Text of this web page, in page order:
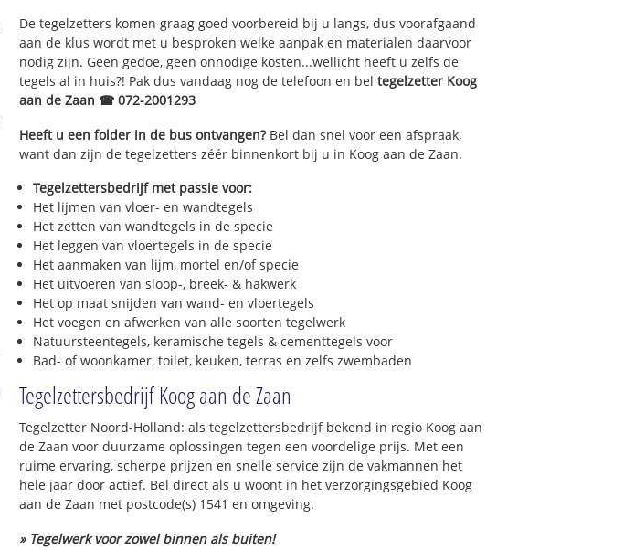
De tegelzetters komen graag goed voorbereid bij u langs, dus voorafgaand
aan de klus wordt met u besproken welke aanpak en materialen daarvoor
nodig zijn. Geen gedoe, geen onnodige kosten...wellicht heeft u zelfs de
tegels al in huis?! Pak dus vandaag nog de telefoon en bel tegelzetter Koog
aan de Zaan ☎ 072-2001293
Heeft u een folder in de bus ontvangen?Bel dan snel voor een afspraak,
want dan zijn de tegelzetters zéér binnenkort bij u in Koog aan de Zaan.
Tegelzettersbedrijf met passie voor:
Het lijmen van vloer- en wandtegels
Het zetten van wandtegels in de specie
Het leggen van vloertegels in de specie
Het aanmaken van lijm, mortel en/of specie
Het uitvoeren van sloop-, breek- & hakwerk
Het op maat snijden van wand- en vloertegels
Het voegen en afwerken van alle soorten tegelwerk
Natuursteentegels, keramische tegels & cementtegels voor
Bad- of woonkamer, toilet, keuken, terras en zelfs zwembaden
Tegelzettersbedrijf Koog aan de Zaan
Tegelzetter Noord-Holland: als tegelzettersbedrijf bekend in regio Koog aan
de Zaan voor duurzame oplossingen tegen een voordelige prijs. Met een
ruime ervaring, scherpe prijzen en snelle service zijn de vakmannen het
hele jaar door actief. Bel direct als u woont in het verzorgingsgebied Koog
aan de Zaan met postcode(s) 1541 en omgeving.
» Tegelwerk voor zowel binnen als buiten!